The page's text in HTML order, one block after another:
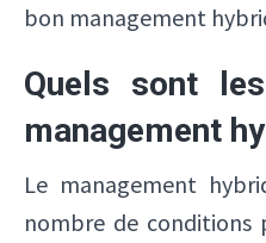
bon management
Quels sont
management
Le management
nombre de conditions